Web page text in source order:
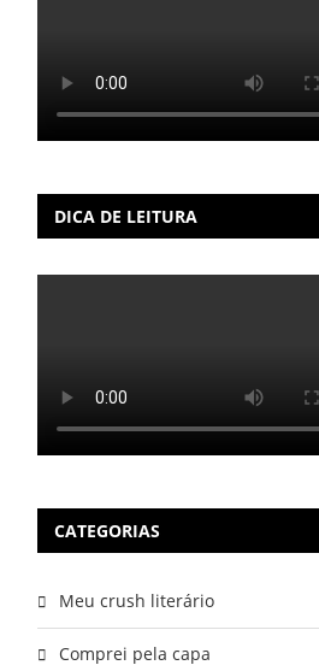
DICA DE LEITURA
CATEGORIAS
Meu crush literário
Comprei pela capa